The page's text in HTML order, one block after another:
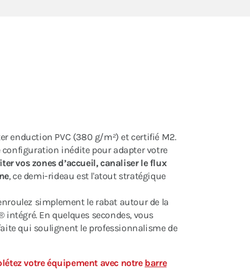
enduction PVC (380 g/m²) et certifié M2.
configuration inédite pour adapter votre
vos zones d’accueil, canaliser le flux
, ce demi-rideau est l'atout stratégique
simplement le rabat autour de la
intégré. En quelques secondes, vous
qui soulignent le professionnalisme de
votre équipement avec notre barre